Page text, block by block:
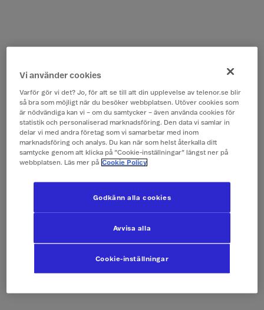
Vi använder cookies
Varför gör vi det? Jo, för att se till att din upplevelse av telenor.se blir
så bra som möjligt när du besöker webbplatsen. Utöver cookies som
är nödvändiga kan vi – om du samtycker – även använda cookies för
statistik och personaliserad marknadsföring. Den data vi samlar in
delar vi med andra företag som vi samarbetar med inom
marknadsföring och analys. Du kan när som helst återkalla ditt
samtycke genom att klicka på ”Cookie-inställningar” längst ner på
webbplatsen. Läs mer på Cookie Policy
Cookie-inställningar
Avvisa alla
Godkänn alla cookies